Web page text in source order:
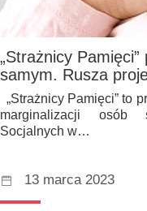
„Strażnicy
samym. Rusza
„Strażnicy Pamięci” to
marginalizacji osób
Socjalnych w…
13 marca 2023